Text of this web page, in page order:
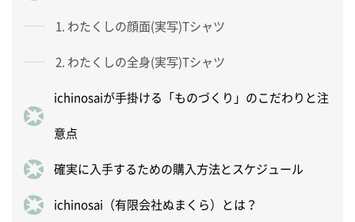
1. わたくしの顔面(実写)Tシャツ
2. わたくしの全身(実写)Tシャツ
ichinosaiが手掛ける「ものづくり」のこだわりと注
意点
確実に入手するための購入方法とスケジュール
ichinosai（有限会社ぬまくら）とは？